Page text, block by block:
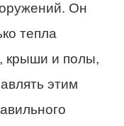
Он
тепла
крыши и полы,
этим